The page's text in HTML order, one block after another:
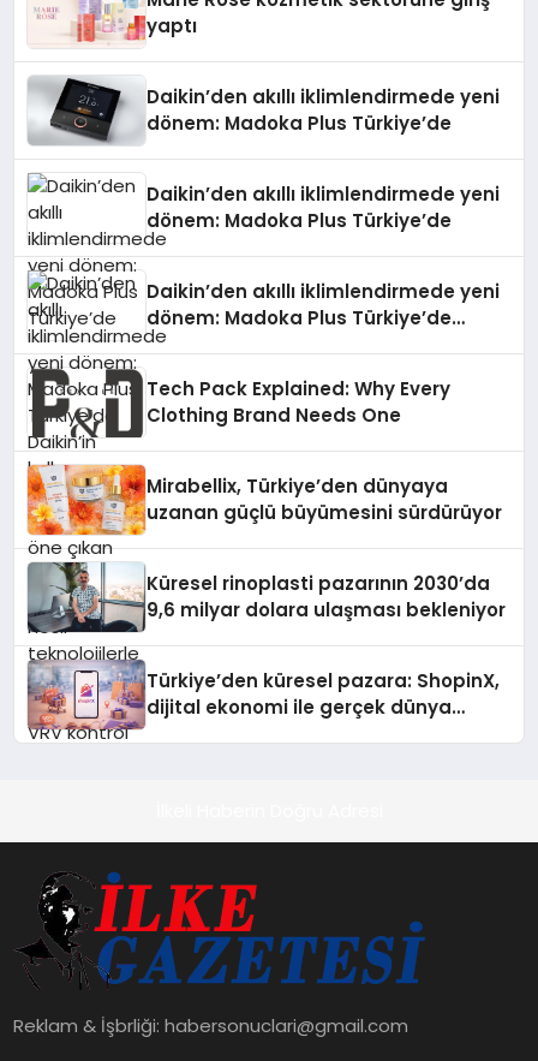
yaptı
Daikin’den akıllı iklimlendirmede yeni
dönem: Madoka Plus Türkiye’de
Daikin’den akıllı iklimlendirmede yeni
dönem: Madoka Plus Türkiye’de
Daikin’den akıllı iklimlendirmede yeni
dönem: Madoka Plus Türkiye’de
Daikin’in kullanıcı dostu tasarımıyla
teknolojilerle donatılmış son modeli
VRV kontrol ünitesi Madoka Plus
Türkiye’de satışa sunuldu. Tam
dokunmatik ekranı, mobil uygulama
desteği ve akıllı sensör entegrasyonu
sayesinde iklimlendirme sistemlerinin
yönetimini daha kolay, konforlu ve
verimli hale getiriyor. Enerji
verimliliğini artırırken modern yaşam
Tech Pack Explained: Why Every
Clothing Brand Needs One
Mirabellix, Türkiye’den dünyaya
uzanan güçlü büyümesini sürdürüyor
Küresel rinoplasti pazarının 2030’da
9,6 milyar dolara ulaşması bekleniyor
Türkiye’den küresel pazara: ShopinX,
dijital ekonomi ile gerçek dünya
Reklam & İşbrliği:habersonuclari@gmail.com